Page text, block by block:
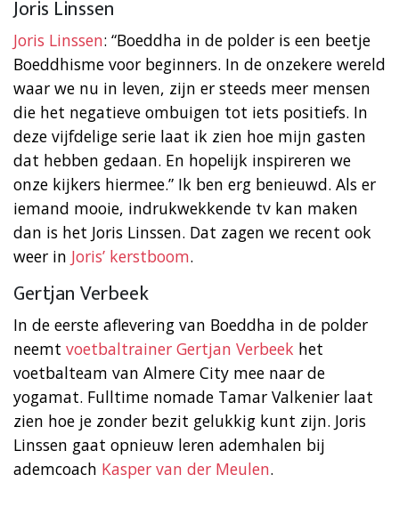
Joris Linssen
Joris Linssen: “Boeddha in de polder is een beetje
Boeddhisme voor beginners. In de onzekere wereld
waar we nu in leven, zijn er steeds meer mensen
die het negatieve ombuigen tot iets positiefs. In
deze vijfdelige serie laat ik zien hoe mijn gasten
dat hebben gedaan. En hopelijk inspireren we
onze kijkers hiermee.” Ik ben erg benieuwd. Als er
iemand mooie, indrukwekkende tv kan maken
dan is het Joris Linssen. Dat zagen we recent ook
weer in Joris’ kerstboom.
Gertjan Verbeek
In de eerste aflevering van Boeddha in de polder
neemt voetbaltrainer Gertjan Verbeek het
voetbalteam van Almere City mee naar de
yogamat. Fulltime nomade Tamar Valkenier laat
zien hoe je zonder bezit gelukkig kunt zijn. Joris
Linssen gaat opnieuw leren ademhalen bij
ademcoach Kasper van der Meulen.